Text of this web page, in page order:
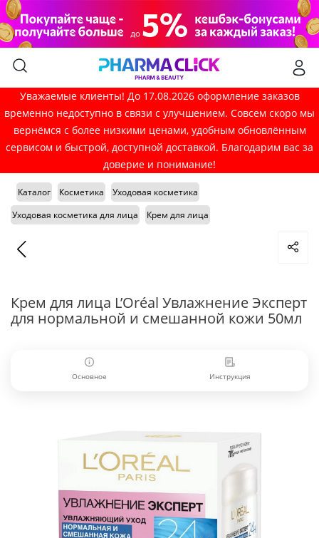
Уважаемые клиенты! До 17.08.2026 оформление заказов
временно недоступно в связи с улучшением. Совсем скоро мы
вернёмся с более низкими ценами, удобным обновлённым
сервисом и быстрой, доступной доставкой. Благодарим вас за
доверие и понимание!
Каталог Косметика
Уходовая косметика
Уходовая косметика для лица
Крем для лица
Крем для лица L’Oréal Увлажнение Эксперт
для нормальной и смешанной кожи 50мл
Основное Инструкция